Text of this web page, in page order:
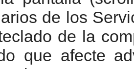
de los
de la
que afecte